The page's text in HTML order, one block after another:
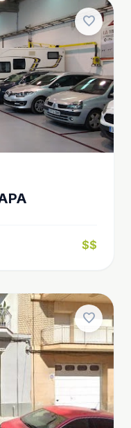
favorite
$$
favorite